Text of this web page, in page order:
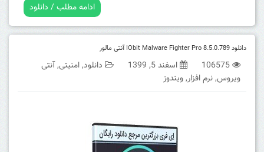
ادامه مطلب / دانلود
دانلود IObit Malware Fighter Pro 8.5.0.789 آنتی مالور
106575 اسفند 5, 1399 دانلود,امنیتی,آنتی
ویروس,نرم افزار,ویندوز